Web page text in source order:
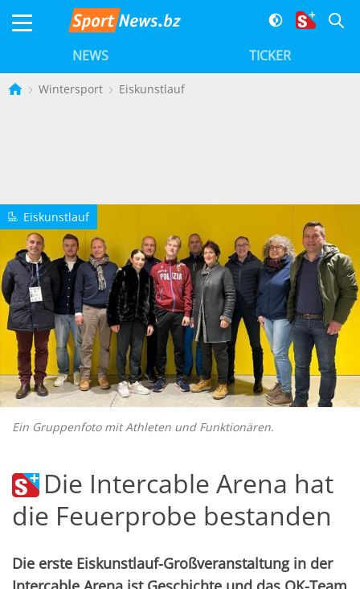
NEWS TICKER
Wintersport Eiskunstlauf
2 Eiskunstlauf
Ein Gruppenfoto mit Athleten und Funktionären.
Die Intercable Arena hat
die Feuerprobe bestanden
Die erste Eiskunstlauf-Großveranstaltung in der